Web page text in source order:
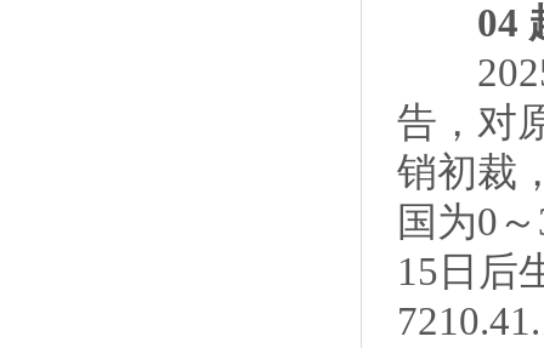
04 越
2025
告，对
销初裁
国为0
15日后